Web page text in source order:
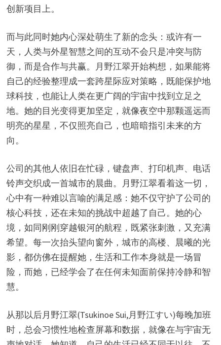
创新项目上。
而与此同时她内心深处萌生了新的念头：或许有一
天，人类与外星智慧之间的互动不会只是冲突与防
御，而是合作与共赢。月野江翠开始构想，如果能将
自己的经验整理成一套跨星际应对策略，既能保护地
球科技，也能让人类在更广阔的宇宙中找到立足之
地。她的目光变得更加坚定，就像夜空中那颗遥远而
明亮的星星，不仅照亮自己，也暗暗指引未来的方
向。
公司的其他人依旧在忙碌，键盘声、打印机声、电话
铃声交织成一首城市的晨曲。月野江翠看着这一切，
心中有一种难以言喻的满足感：她不仅守护了公司的
核心科技，还在未知的挑战中超越了自己。她的心
境，如同刚刚穿越银河的航程，既紧张刺激，又充满
希望。每一次抬头望向窗外，城市的高楼、晨曦的光
影，都仿佛在提醒她，生活和工作本身就是一场冒
险，而她，已经学会了在任何未知面前保持冷静和智
慧。
从那以后月野江翠(Tsukinoe Sui,月野江すい)每晚加班
时，总会习惯性地检查屏幕和数据，就像在与宇宙无